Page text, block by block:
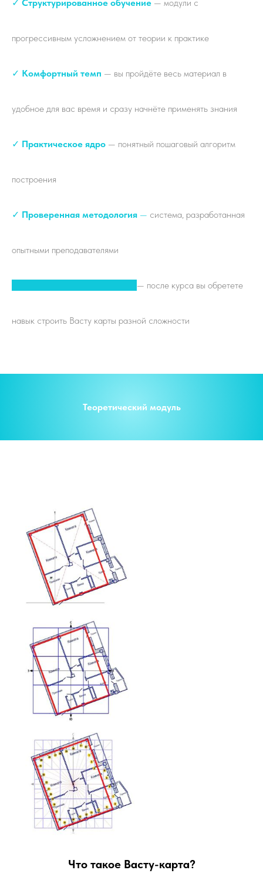
✓ Структурированное обучение — модули с
прогрессивным усложнением от теории к практике
✓ Комфортный темп — вы пройдёте весь материал в
удобное для вас время и сразу начнёте применять знания
✓ Практическое ядро — понятный пошаговый алгоритм
построения
✓ Проверенная методология — система, разработанная
опытными преподавателями
— после курса вы обретете
навык строить Васту карты разной сложности
Теоретический модуль
Что такое Васту-карта?